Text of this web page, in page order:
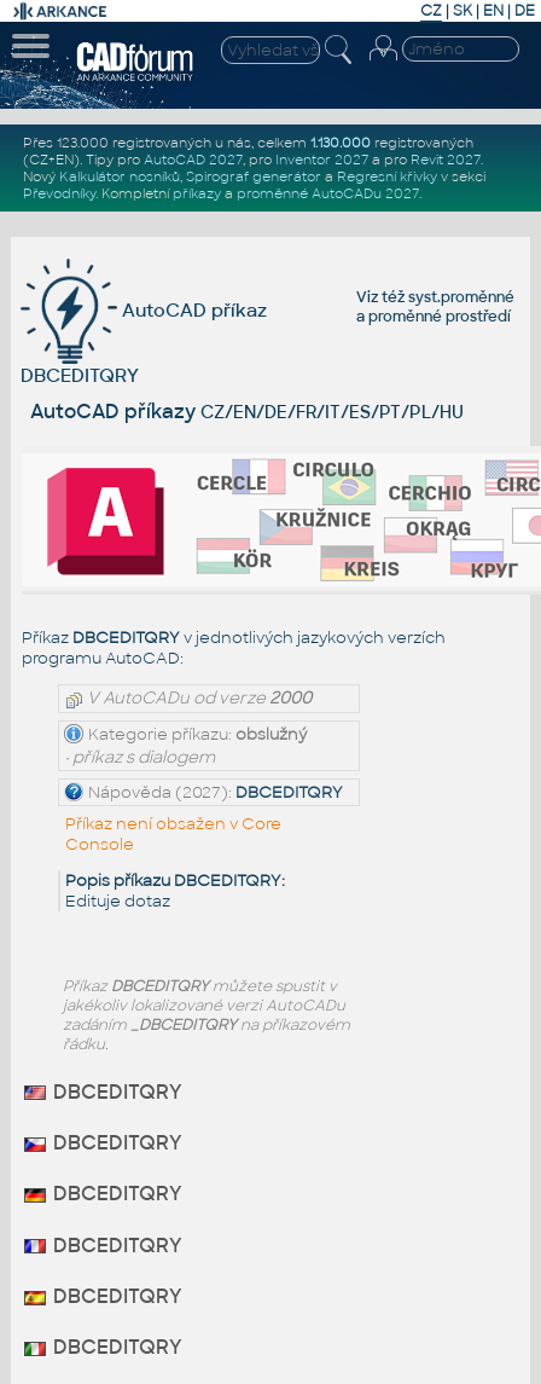
CZ | SK| EN | DE
Přes 123.000 registrovaných u nás, celkem 1.130.000registrovaných
(CZ+EN). Tipy pro AutoCAD 2027, pro Inventor 2027a pro Revit 2027.
Nový Kalkulátor nosníků, Spirograf generátor a Regresní křivkyv sekci
Převodníky. Kompletní příkazya proměnné AutoCADu 2027.
Viz téžsyst.proměnné
aproměnné prostředí
AutoCAD příkaz
DBCEDITQRY
AutoCAD příkazy CZ/EN/DE/FR/IT/ES/PT/PL/HU
Příkaz DBCEDITQRYv jednotlivých jazykových verzích
programu AutoCAD:
V AutoCADu od verze2000
Kategorie příkazu: obslužný
• příkaz s dialogem
Nápověda (2027): DBCEDITQRY
Příkaz není obsažen v Core
Console
Popis příkazu DBCEDITQRY:
Edituje dotaz
PříkazDBCEDITQRYmůžete spustit v
jakékoliv lokalizované verzi AutoCADu
zadáním _DBCEDITQRYna příkazovém
řádku.
DBCEDITQRY
DBCEDITQRY
DBCEDITQRY
DBCEDITQRY
DBCEDITQRY
DBCEDITQRY